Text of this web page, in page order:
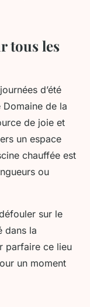
tous les
d’été
de la
de joie et
un espace
chauffée est
ou
sur le
dans la
parfaire ce lieu
un moment